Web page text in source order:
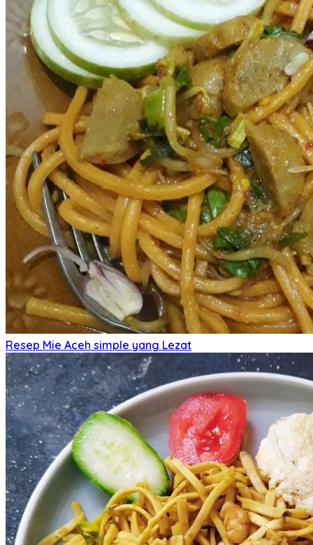
Resep Mie Aceh simple yang Lezat